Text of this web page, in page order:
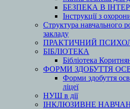
БЕЗПЕКА В
Інструкції з
Структура навчального
закладу
ПРАКТИЧНИЙ
БІБЛІОТЕКА
Бібліотека
ФОРМИ ЗДОБУТТЯ
Форми здобуття
ліцеї
НУШ в дії
ІНКЛЮЗИВНЕ